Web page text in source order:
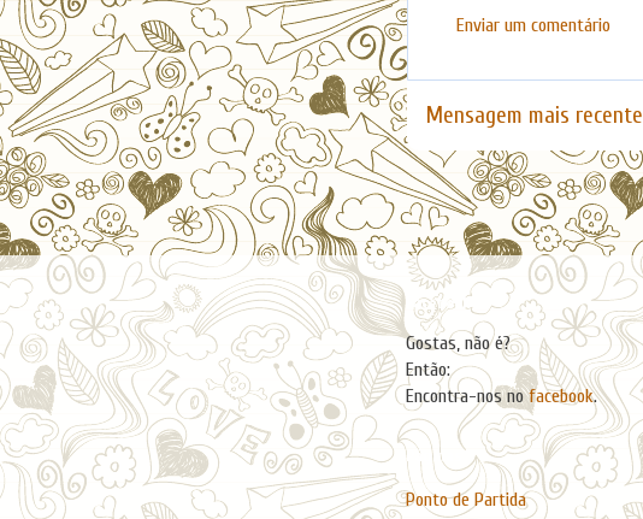
Enviar um comentário
Mensagem mais recente
Facebook
Gostas, não é?
Então:
Encontra-nos nofacebook.
Páginas
Ponto de Partida